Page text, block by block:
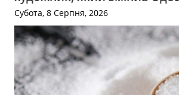
Субота, 8 Серпня, 2026